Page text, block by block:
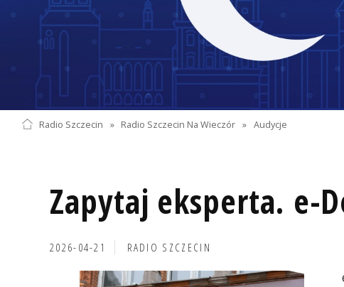
Radio Szczecin » Radio Szczecin Na Wieczór » Audycje
Zapytaj eksperta. e-
2026-04-21 RADIO SZCZECIN